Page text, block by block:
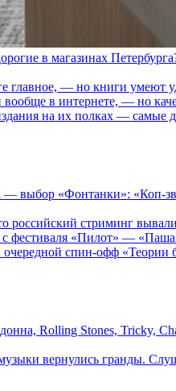
в магазинах
главное, — но книги умеют
в интернете, — но
на их полках — самые
— выбор «Фонтанки»: «Коп-
российский стриминг
фестиваля «Пилот» —
очередной спин-офф «Теории
Rolling Stones, Tricky,
вернулись гранды.